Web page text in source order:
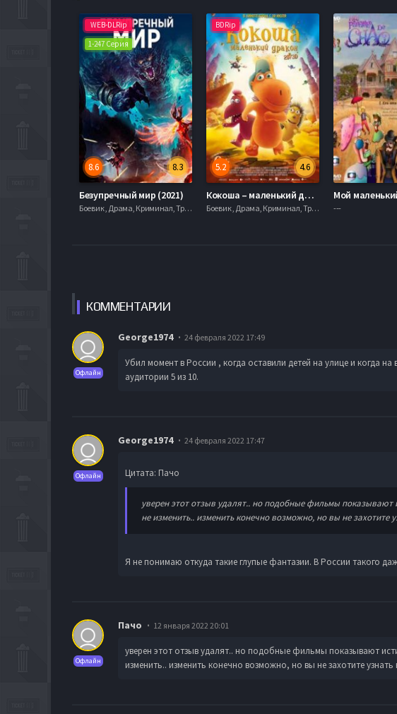
WEB-DLRip
1-247 Серия
8.3
8.6
Безупречный мир (2021)
Боевик , Драма, Криминал, Триллер, 2021, 720hd, mobilen
BDRip
4.6
5.2
Кокоша – маленький дракон (2014)
Боевик , Драма, Криминал, Триллер, 2021, 720hd, mobilen ---
КОММЕНТАРИИ
Офлайн
George1974 24 февраля 2022 17:49
Убил момент в России , когда оставили детей на улице и когда
аудитории 5 из 10.
Офлайн
George1974 24 февраля 2022 17:47
Цитата: Пачо
уверен этот отзыв удалят.. но подобные фильмы показывают
не изменить.. изменить конечно возможно, но вы не захотите
Я не понимаю откуда такие глупые фантазии. В России такого
Офлайн
Пачо 12 января 2022 20:01
уверен этот отзыв удалят.. но подобные фильмы показывают
изменить.. изменить конечно возможно, но вы не захотите узнать